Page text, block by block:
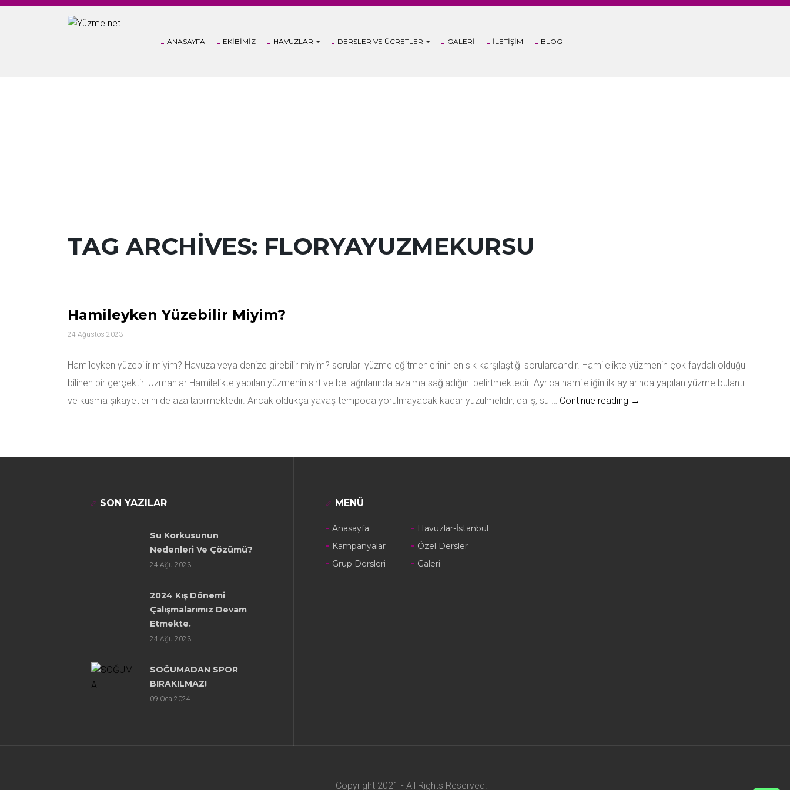
ANASAYFA EKİBİMİZ HAVUZLAR DERSLER VE ÜCRETLER GALERI İLETIŞIM BLOG
TAG ARCHIVES: FLORYAYUZMEKURSU
Hamileyken Yüzebilir Miyim?
24 Ağustos 2023
Hamileyken yüzebilir miyim? Havuza veya denize girebilir miyim? soruları yüzme eğitmenlerinin en sık karşılaştığı sorulardandır. Hamilelikte yüzmenin çok faydalı olduğu
bilinen bir gerçektir. Uzmanlar Hamilelikte yapılan yüzmenin sırt ve bel ağrılarında azalma sağladığını belirtmektedir. Ayrıca hamileliğin ilk aylarında yapılan yüzme bulantı
ve kusma şikayetlerini de azaltabilmektedir. Ancak oldukça yavaş tempoda yorulmayacak kadar yüzülmelidir, dalış, su … Continue reading Hamileyken Yüzebilir Miyim?
→
SON YAZILAR
Su Korkusunun
Nedenleri Ve Çözümü?
24 Ağu 2023
2024 Kış Dönemi
Çalışmalarımız Devam
Etmekte.
24 Ağu 2023
SOĞUMADAN SPOR
BIRAKILMAZ!
09 Oca 2024
MENÜ
Anasayfa
Havuzlar-İstanbul
Kampanyalar
Özel Dersler
Grup Dersleri
Galeri
Copyright 2021 - All Rights Reserved.